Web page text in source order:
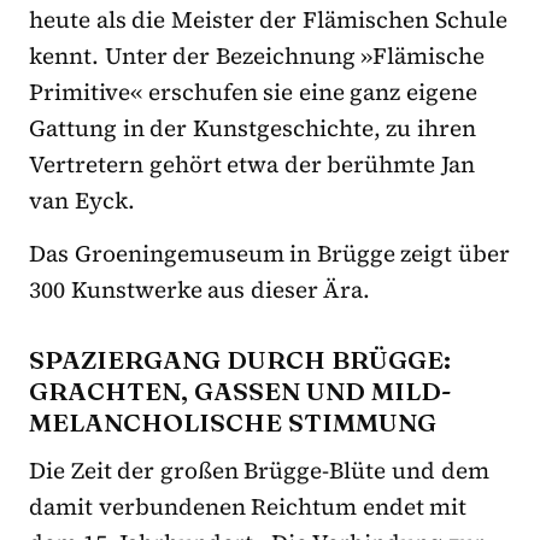
heute als die Meister der Flämischen Schule
kennt. Unter der Bezeichnung »Flämische
Primitive« erschufen sie eine ganz eigene
Gattung in der Kunstgeschichte, zu ihren
Vertretern gehört etwa der berühmte Jan
van Eyck.
Das Groeningemuseum in Brügge zeigt über
300 Kunstwerke aus dieser Ära.
SPAZIERGANG DURCH BRÜGGE:
GRACHTEN, GASSEN UND MILD-
MELANCHOLISCHE STIMMUNG
Die Zeit der großen Brügge-Blüte und dem
damit verbundenen Reichtum endet mit